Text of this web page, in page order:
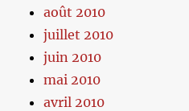
août 2010
juillet 2010
juin 2010
mai 2010
avril 2010